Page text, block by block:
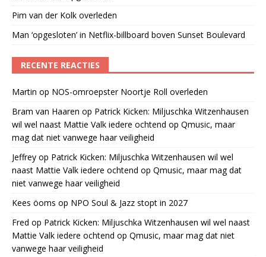
Pim van der Kolk overleden
Man ‘opgesloten’ in Netflix-billboard boven Sunset Boulevard
RECENTE REACTIES
Martin op NOS-omroepster Noortje Roll overleden
Bram van Haaren op Patrick Kicken: Miljuschka Witzenhausen
wil wel naast Mattie Valk iedere ochtend op Qmusic, maar
mag dat niet vanwege haar veiligheid
Jeffrey op Patrick Kicken: Miljuschka Witzenhausen wil wel
naast Mattie Valk iedere ochtend op Qmusic, maar mag dat
niet vanwege haar veiligheid
Kees öoms op NPO Soul & Jazz stopt in 2027
Fred op Patrick Kicken: Miljuschka Witzenhausen wil wel naast
Mattie Valk iedere ochtend op Qmusic, maar mag dat niet
vanwege haar veiligheid